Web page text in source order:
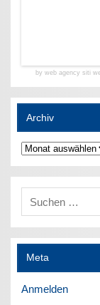
by web agency siti
Archiv
Archiv
Meta
Anmelden